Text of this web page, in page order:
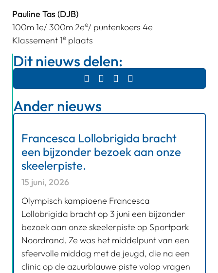
Pauline Tas (DJB)
100m 1e/ 300m 2ee/ puntenkoers 4e
Klassement 1e plaats
Dit nieuws delen:
Ander nieuws
Francesca Lollobrigida bracht
een bijzonder bezoek aan onze
skeelerpiste.
15 juni, 2026
Olympisch kampioene Francesca
Lollobrigida bracht op 3 juni een bijzonder
bezoek aan onze skeelerpiste op Sportpark
Noordrand. Ze was het middelpunt van een
sfeervolle middag met de jeugd, die na een
clinic op de azuurblauwe piste volop vragen